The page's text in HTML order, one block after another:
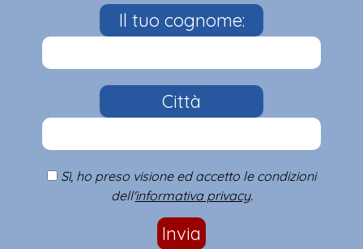
Il tuo cognome:
Città
Sì, ho preso visione ed accetto le condizioni
dell'informativa privacy.
Invia